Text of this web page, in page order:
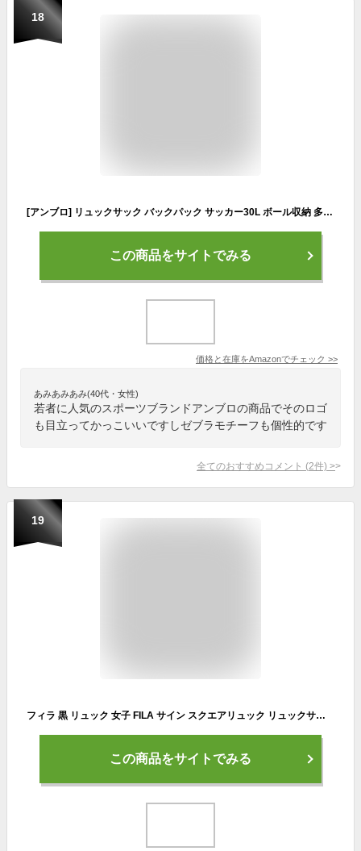
18
[アンブロ] リュックサック バックパック サッカー30L ボール収納 多機能ポケット シューズクローゼット キッズ ジュニア メンズ BKML(ロゴ大)
この商品をサイトでみる
価格と在庫をAmazonでチェック >>
あみあみあみ(40代・女性)
若者に人気のスポーツブランドアンブロの商品でそのロゴ
も目立ってかっこいいですしゼブラモチーフも個性的です
全てのおすすめコメント (2件) >
19
フィラ 黒 リュック 女子 FILA サイン スクエアリュック リュックサック バックパック デイパック B4 A4 24L メンズ レディース 男女兼用 ジュニア 学生 高校生 中学生 タウン 通勤 通学 スポーツ 部活 旅行 撥水 PC収納 軽量 おしゃれ カジュアル ブランド 人気 7761
この商品をサイトでみる